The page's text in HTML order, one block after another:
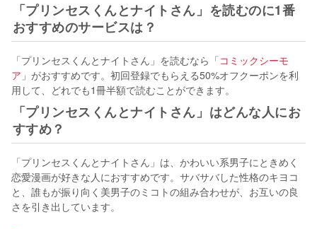
「プリンセスくんとナイトさん」を読むのに1番
おすすめのサービスは？
「プリンセスくんとナイトさん」を読むなら「コミックシーモ
ア 」がおすすめです。初回登録でもらえる50%オフクーポンを利
用して、どれでも1冊半額で読むことができます。
「プリンセスくんとナイトさん」はどんな人にお
すすめ？
「プリンセスくんとナイトさん」は、かわいい系男子にときめく
恋愛漫画が好きな人におすすめです。サバサバした性格のキヨコ
と、誰もが振り向く美男子のミコトの組み合わせが、お互いの良
さを引き出しています。